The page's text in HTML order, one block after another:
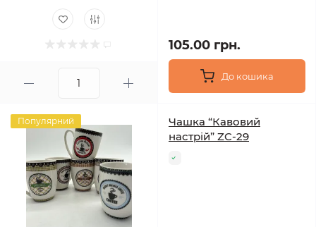
105.00 грн.
До кошика
Популярний
Чашка “Кавовий
настрій” ZC-29